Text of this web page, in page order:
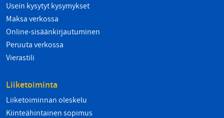
Usein kysytyt kysymykset
Maksa verkossa
Online-sisäänkirjautuminen
Peruuta verkossa
Vierastili
Liiketoiminta
Liiketoiminnan oleskelu
Kiinteähintainen sopimus